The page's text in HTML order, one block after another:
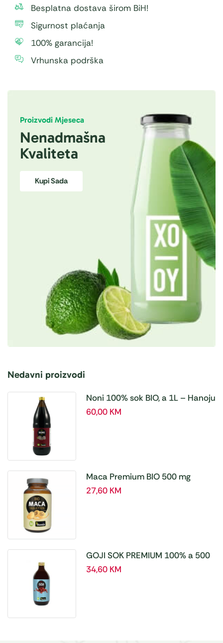
Besplatna dostava širom BiH!
Sigurnost plaćanja
100% garancija!
Vrhunska podrška
Proizvodi Mjeseca
Nenadmašna
Kvaliteta
Kupi Sada
Nedavni proizvodi
Noni 100% sok BIO, a 1L – Hanoju
60,00 KM
Maca Premium BIO 500 mg
tablete, a180 tbl – Hanoju
27,60 KM
GOJI SOK PREMIUM 100% a 500
ml
34,60 KM